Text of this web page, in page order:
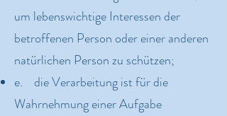
um lebenswichtige Interessen der
betroffenen Person oder einer anderen
natürlichen Person zu schützen;
e. die Verarbeitung ist für die
Wahrnehmung einer Aufgabe